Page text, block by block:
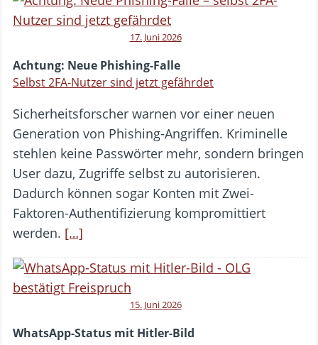
17. Juni 2026
Achtung: Neue Phishing-Falle
Selbst 2FA-Nutzer sind jetzt gefährdet
Sicherheitsforscher warnen vor einer neuen
Generation von Phishing-Angriffen. Kriminelle
stehlen keine Passwörter mehr, sondern bringen
User dazu, Zugriffe selbst zu autorisieren.
Dadurch können sogar Konten mit Zwei-
Faktoren-Authentifizierung kompromittiert
werden. […]
15. Juni 2026
WhatsApp-Status mit Hitler-Bild